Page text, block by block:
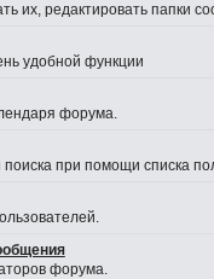
их, редактировать папки
удобной функции
форума.
при помощи списка
форума.